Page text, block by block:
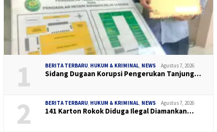
1 BERITA TERBARU, HUKUM & KRIMINAL, NEWS Agustus 7, 2026
Sidang Dugaan Korupsi Pengerukan Tanjung…
2 BERITA TERBARU, HUKUM & KRIMINAL, NEWS Agustus 7, 2026
141 Karton Rokok Diduga Ilegal Diamankan…